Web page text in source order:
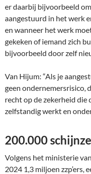
er daarbij bijvoorbeeld
aangestuurd in het werk
en wanneer het werk
gekeken of iemand zich
bijvoorbeeld door zelf
Van Hijum: “Als je
geen ondernemersrisico,
recht op de zekerheid die
zelfstandig werkt en
200.000
Volgens het ministerie
2024 1,3 miljoen zzp’ers,